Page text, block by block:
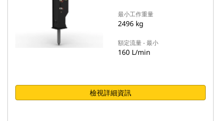
最小工作重量
2496 kg
額定流量 - 最小
160 L/min
檢視詳細資訊